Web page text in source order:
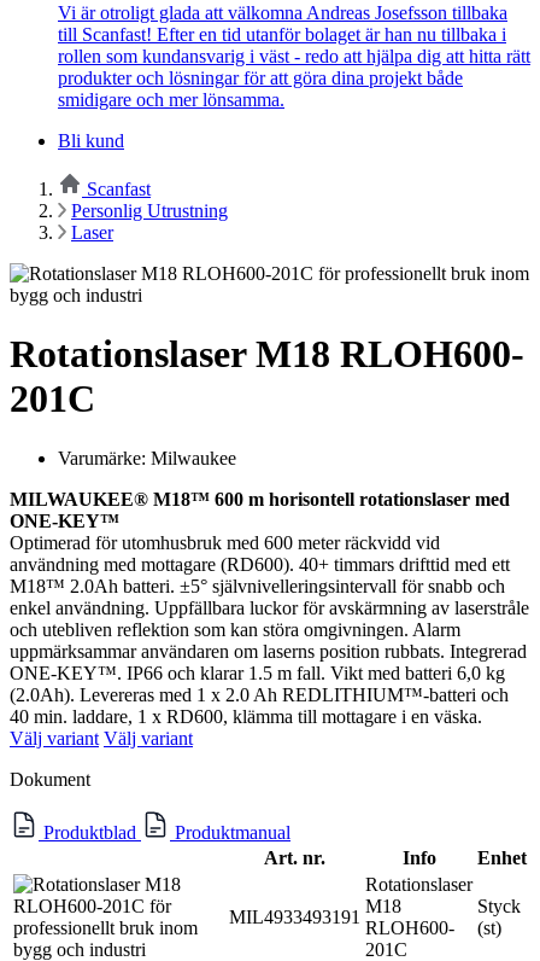
Vi är otroligt glada att välkomna Andreas Josefsson tillbaka
till Scanfast! Efter en tid utanför bolaget är han nu tillbaka i
rollen som kundansvarig i väst - redo att hjälpa dig att hitta rätt
produkter och lösningar för att göra dina projekt både
smidigare och mer lönsamma.
Bli kund
Scanfast
Personlig Utrustning
Laser
Rotationslaser M18 RLOH600-
201C
Varumärke: Milwaukee
MILWAUKEE® M18™ 600 m horisontell rotationslaser med
ONE-KEY™
Optimerad för utomhusbruk med 600 meter räckvidd vid
användning med mottagare (RD600). 40+ timmars drifttid med ett
M18™ 2.0Ah batteri. ±5° självnivelleringsintervall för snabb och
enkel användning. Uppfällbara luckor för avskärmning av laserstråle
och utebliven reflektion som kan störa omgivningen. Alarm
uppmärksammar användaren om laserns position rubbats. Integrerad
ONE-KEY™. IP66 och klarar 1.5 m fall. Vikt med batteri 6,0 kg
(2.0Ah). Levereras med 1 x 2.0 Ah REDLITHIUM™-batteri och
40 min. laddare, 1 x RD600, klämma till mottagare i en väska.
Välj variant Välj variant
Dokument
Produktblad
Produktmanual
Art. nr.
Info Enhet
MIL4933493191
Rotationslaser
M18
RLOH600-
201C
Styck
(st)